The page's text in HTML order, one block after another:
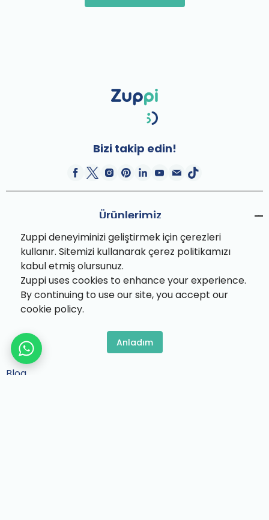
Zuppi deneyiminizi geliştirmek için çerezleri
kullanır. Sitemizi kullanarak çerez politikamızı
kabul etmiş olursunuz.
Zuppi uses cookies to enhance your experience.
By continuing to use our site, you accept our
cookie policy.
Anladım
Bizi takip edin!
Ürünlerimiz
Hediye Kutuları
Özel Gün Hediyeleri
Kişiye Özel Hediyeler
Hakkımızda
Sıkça Sorulan Sorular
Blog